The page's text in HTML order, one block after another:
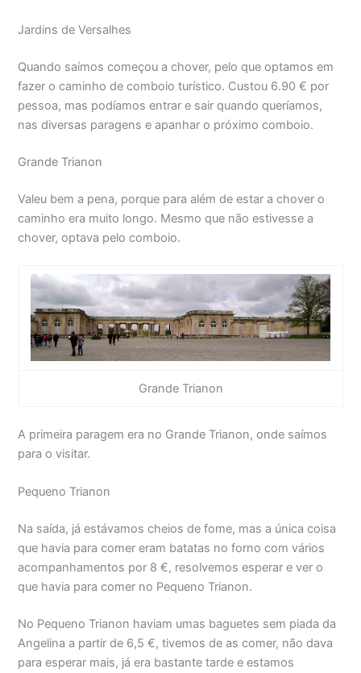
Jardins de Versalhes
Quando saímos começou a chover, pelo que optamos em
fazer o caminho de comboio turístico. Custou 6.90 € por
pessoa, mas podíamos entrar e sair quando queríamos,
nas diversas paragens e apanhar o próximo comboio.
Grande Trianon
Valeu bem a pena, porque para além de estar a chover o
caminho era muito longo. Mesmo que não estivesse a
chover, optava pelo comboio.
Grande Trianon
A primeira paragem era no Grande Trianon, onde saímos
para o visitar.
Pequeno Trianon
Na saída, já estávamos cheios de fome, mas a única coisa
que havia para comer eram batatas no forno com vários
acompanhamentos por 8 €, resolvemos esperar e ver o
que havia para comer no Pequeno Trianon.
No Pequeno Trianon haviam umas baguetes sem piada da
Angelina a partir de 6,5 €, tivemos de as comer, não dava
para esperar mais, já era bastante tarde e estamos